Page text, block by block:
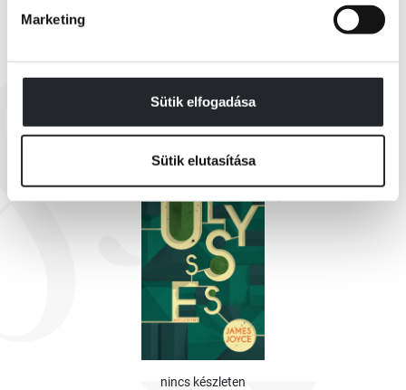
Marketing
Sütik elfogadása
Sütik elutasítása
EZEK IS ÉRDEKELHETNEK
nincs készleten